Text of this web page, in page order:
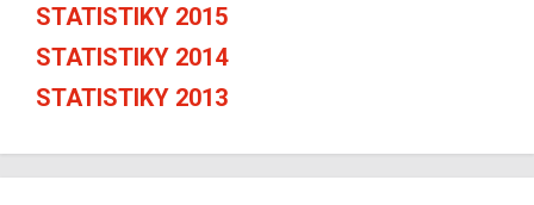
STATISTIKY 2015
STATISTIKY 2014
STATISTIKY 2013